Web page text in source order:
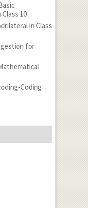
10
in Class
for
Coding